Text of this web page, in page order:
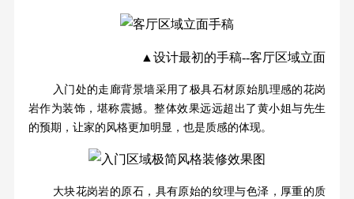
▲设计最初的手稿--客厅区域立面
入门处的走廊背景墙采用了极具石材原始肌理感的花岗
岩作为装饰，堪称震撼。整体效果远远超出了黄小姐与先生
的预期，让家的风格更加明显，也是质感的体现。
大块花岗岩的原石，具有原始的纹理与色泽，厚重的质